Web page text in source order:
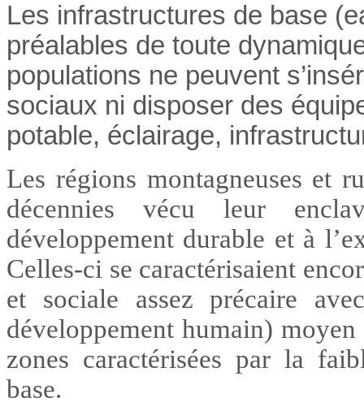
Les infrastructures de base
préalables de toute
populations ne peuvent
sociaux ni disposer des
potable, éclairage,
Les régions montagneuses et
décennies vécu leur
développement durable et à
Celles-ci se caractérisaient
et sociale assez précaire
développement humain)
zones caractérisées par la
base.